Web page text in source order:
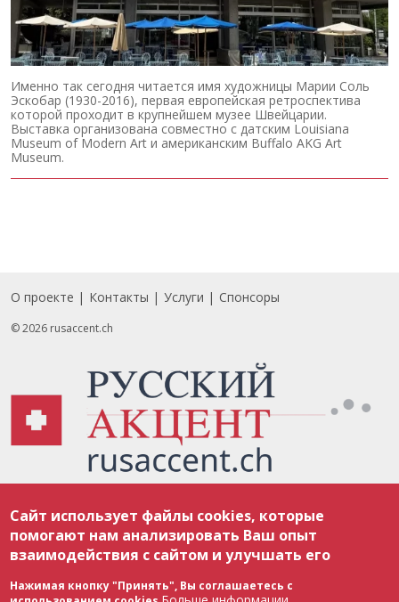
Именно так сегодня читается имя художницы Марии Соль
Эскобар (1930-2016), первая европейская ретроспектива
которой проходит в крупнейшем музее Швейцарии.
Выставка организована совместно с датским Louisiana
Museum of Modern Art и американским Buffalo AKG Art
Museum.
Footer
О проекте Контакты Услуги Спонсоры
© 2026 rusaccent.ch
соответствии с законодательством Швейцарии об авторском праве и
международными соглашениями. Полное или частичное использование
материалов возможно только с разрешения редакции. В случае полного
или частичного воспроизведения материалов сайта rusaccent.ch,
ОБЯЗАТЕЛЬНА АКТИВНАЯ ГИПЕРССЫЛКА на конкретный заимствованный
текст. Фотоизображения, размещенные редакцией rusaccent.ch, являются
ее исключительной собственностью. Полное или частичное
Сайт использует файлы cookies, которые
помогают нам анализировать Ваш опыт
взаимодействия с сайтом и улучшать его
Нажимая кнопку "Принять", Вы соглашаетесь с